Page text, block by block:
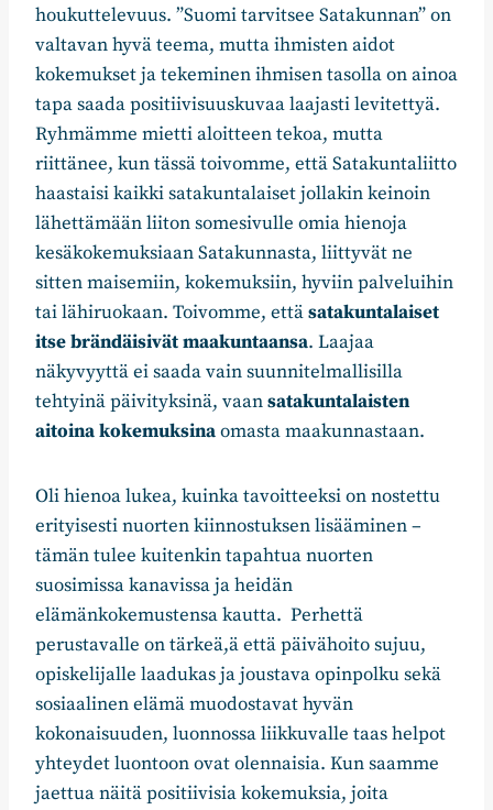
houkuttelevuus. ”Suomi tarvitsee Satakunnan” on
valtavan hyvä teema, mutta ihmisten aidot
kokemukset ja tekeminen ihmisen tasolla on ainoa
tapa saada positiivisuuskuvaa laajasti levitettyä.
Ryhmämme mietti aloitteen tekoa, mutta
riittänee, kun tässä toivomme, että Satakuntaliitto
haastaisi kaikki satakuntalaiset jollakin keinoin
lähettämään liiton somesivulle omia hienoja
kesäkokemuksiaan Satakunnasta, liittyvät ne
sitten maisemiin, kokemuksiin, hyviin palveluihin
tai lähiruokaan. Toivomme, ettäsatakuntalaiset
itse brändäisivät maakuntaansa. Laajaa
näkyvyyttä ei saada vain suunnitelmallisilla
tehtyinä päivityksinä, vaansatakuntalaisten
aitoina kokemuksinaomasta maakunnastaan.
Oli hienoa lukea, kuinka tavoitteeksi on nostettu
erityisesti nuorten kiinnostuksen lisääminen –
tämän tulee kuitenkin tapahtua nuorten
suosimissa kanavissa ja heidän
elämänkokemustensa kautta. Perhettä
perustavalle on tärkeä,ä että päivähoito sujuu,
opiskelijalle laadukas ja joustava opinpolku sekä
sosiaalinen elämä muodostavat hyvän
kokonaisuuden, luonnossa liikkuvalle taas helpot
yhteydet luontoon ovat olennaisia. Kun saamme
jaettua näitä positiivisia kokemuksia, joita